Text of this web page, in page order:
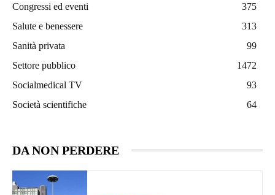
Congressi ed eventi
375
Salute e benessere
313
Sanità privata
99
Settore pubblico
1472
Socialmedical TV
93
Società scientifiche
64
DA NON PERDERE